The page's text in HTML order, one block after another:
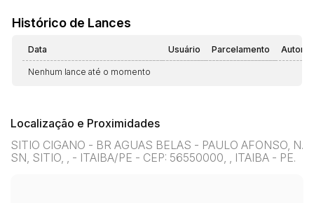
Histórico de Lances
Data Usuário Parcelamento
Nenhum lance até o momento
Localização e Proximidades
SITIO CIGANO - BR AGUAS BELAS - PAULO AFONSO, N.
SN, SITIO, , - ITAIBA/PE - CEP: 56550000, , ITAIBA - PE.